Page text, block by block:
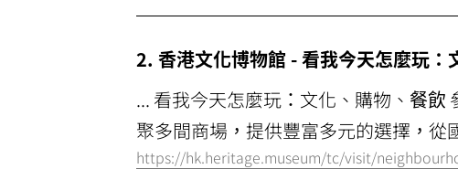
2. 香港文化博物館 - 看我今天怎麼玩：
... 看我今天怎麼玩：文化、購物、 餐飲
聚多間商場，提供豐富多元的選擇，
https://hk.heritage.museum/tc/visit/